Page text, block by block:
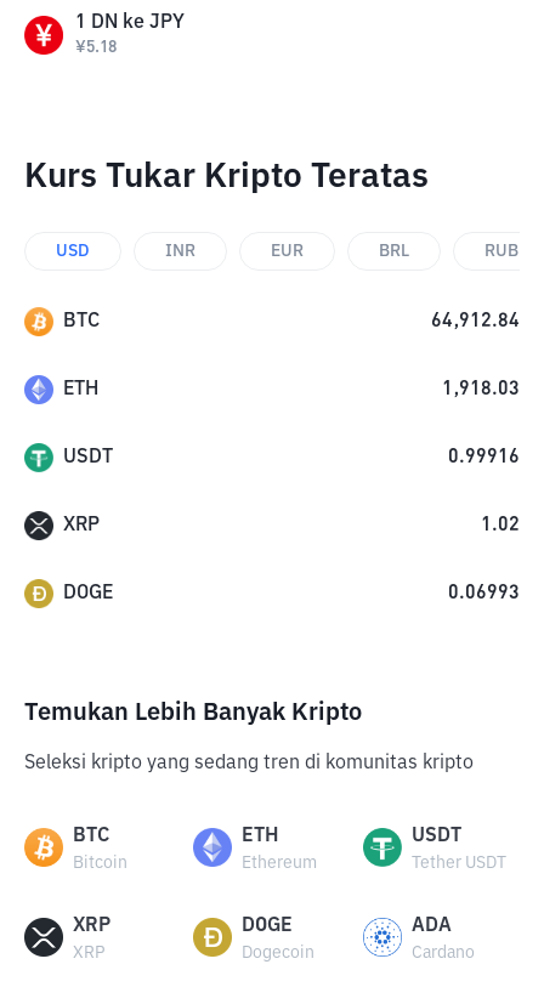
1 DN ke JPY
¥5.18
Kurs Tukar Kripto Teratas
USD INR EUR BRL RUB
BTC 64,912.84
ETH 1,918.03
USDT 0.99916
XRP 1.02
DOGE 0.06993
Temukan Lebih Banyak Kripto
Seleksi kripto yang sedang tren di komunitas kripto
BTC
Bitcoin
ETH
Ethereum
USDT
Tether USDT
XRP
XRP
DOGE
Dogecoin
ADA
Cardano